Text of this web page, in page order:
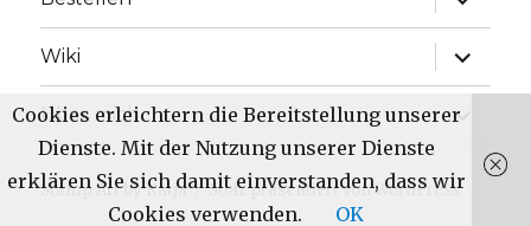
Wiki
Über mich
Stamp Art by Katja Stolz präsentiert von WordPress
Cookies erleichtern die Bereitstellung unserer
Dienste. Mit der Nutzung unserer Dienste
erklären Sie sich damit einverstanden, dass wir
Cookies verwenden.
OK